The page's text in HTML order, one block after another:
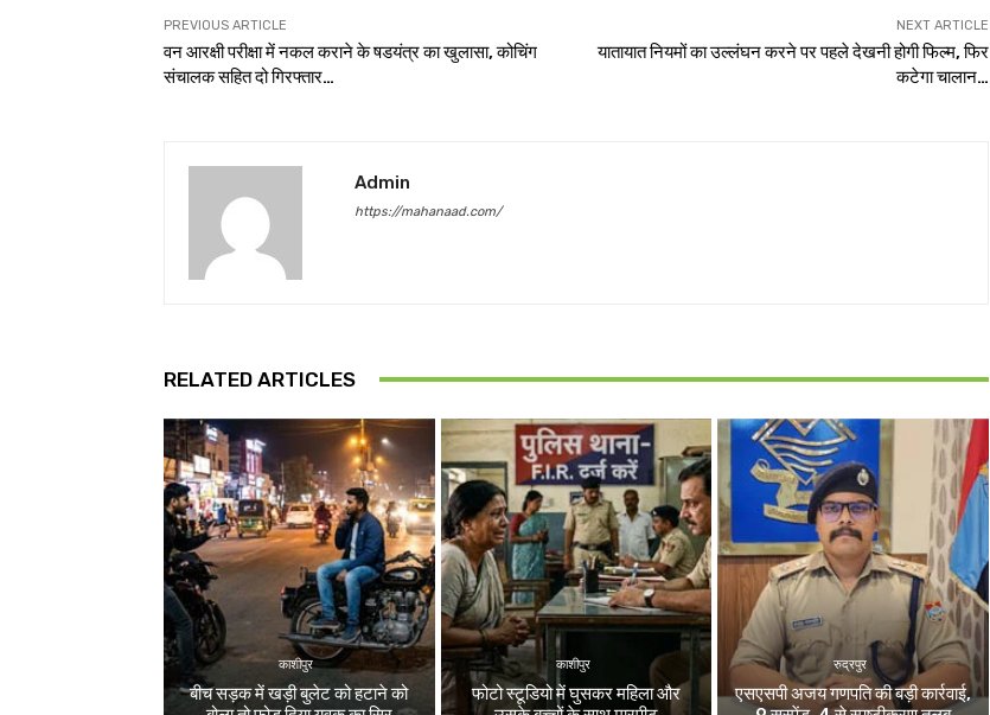
PREVIOUS ARTICLE
वन आरक्षी परीक्षा में नकल कराने के षडयंत्र का खुलासा, कोचिंग
संचालक सहित दो गिरफ्तार…
NEXT ARTICLE
यातायात नियमों का उल्लंघन करने पर पहले देखनी होगी फिल्म, फिर
कटेगा चालान…
Admin
https://mahanaad.com/
RELATED ARTICLES
काशीपुर
बीच सड़क में खड़ी बुलेट को हटाने को
काशीपुर
फोटो स्टूडियो में घुसकर महिला और
रुद्रपुर
एसएसपी अजय गणपति की बड़ी कार्रवाई,